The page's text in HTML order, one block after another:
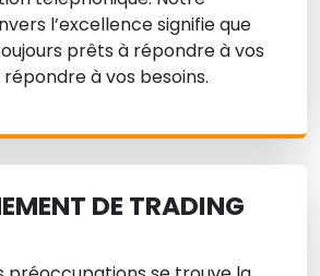
l’excellence signifie que
prêts à répondre à vos
à vos besoins.
DE TRADING